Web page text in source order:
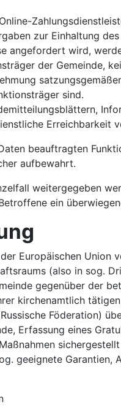
zur Einhaltung
angefordert wird,
der Gemeinde,
sind.
Erreichbarkeit
beauftragten
aufbewahrt.
weitergegeben
ein
Europäischen
(also in sog.
gegenüber der
kirchenamtlich
Föderation)
Erfassung eines
geeignete